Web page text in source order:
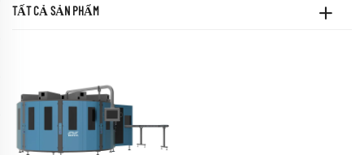
TẤT CẢ SẢN PHẨM